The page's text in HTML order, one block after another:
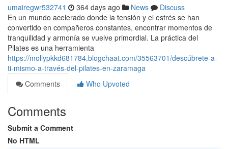
umairegwr532741 364 days ago News
Discuss
En un mundo acelerado donde la tensión y el estrés se han
convertido en compañeros constantes, encontrar momentos de
tranquilidad y armonía se vuelve primordial. La práctica del
Pilates es una herramienta
https://mollypkkd681784.blogchaat.com/35563701/descúbrete-a-
ti-mismo-a-través-del-pilates-en-zaramaga
Comments
Who Upvoted
Comments
Submit a Comment
No HTML